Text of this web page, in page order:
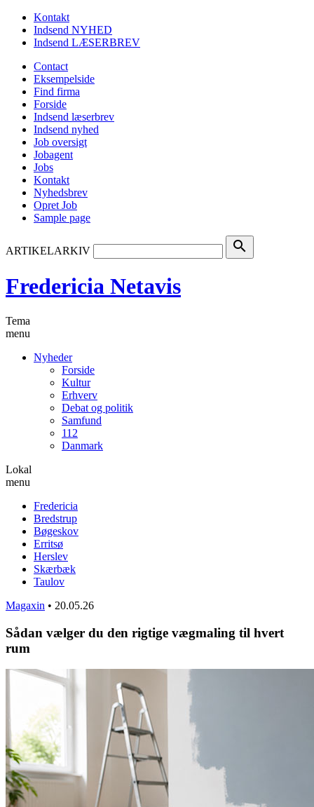
Kontakt
Indsend NYHED
Indsend LÆSERBREV
Contact
Eksempelside
Find firma
Forside
Indsend læserbrev
Indsend nyhed
Job oversigt
Jobagent
Jobs
Kontakt
Nyhedsbrev
Opret Job
Sample page
ARTIKELARKIV search
Fredericia Netavis
Tema
menu
Nyheder
Forside
Kultur
Erhverv
Debat og politik
Samfund
112
Danmark
Lokal
menu
Fredericia
Bredstrup
Bøgeskov
Erritsø
Herslev
Skærbæk
Taulov
Magaxin • 20.05.26
Sådan vælger du den rigtige vægmaling til hvert
rum